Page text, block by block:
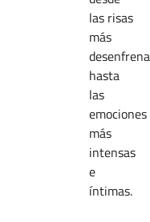
las risas
más
hasta
las
emociones
más
intensas
e
íntimas.